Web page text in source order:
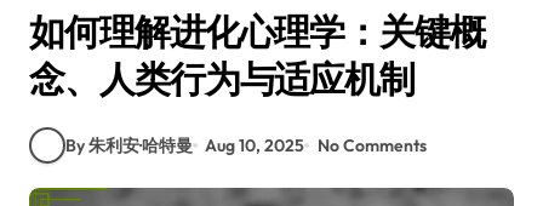
如何理解进化心理学：关键概
念、人类行为与适应机制
By 朱利安·哈特曼 Aug 10, 2025 No Comments